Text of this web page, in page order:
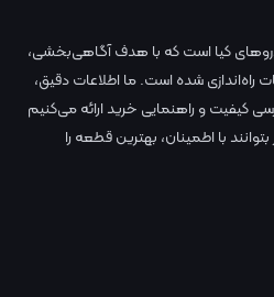
کیا است که با هدف آگاهی‌بخشی،
شده است. ما اطلاعات دقیق،
کیفیت و راهنمایی خرید ارائه می‌کنیم
با اطمینان، بهترین قطعه را